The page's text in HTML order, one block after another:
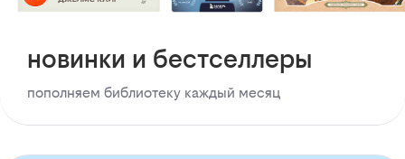
новинки и бестселлеры
пополняем библиотеку каждый месяц